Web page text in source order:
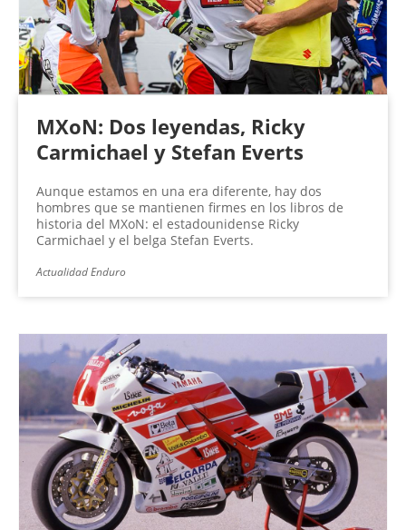
MXoN: Dos leyendas, Ricky
Carmichael y Stefan Everts
Aunque estamos en una era diferente, hay dos
hombres que se mantienen firmes en los libros de
historia del MXoN: el estadounidense Ricky
Carmichael y el belga Stefan Everts.
Actualidad Enduro